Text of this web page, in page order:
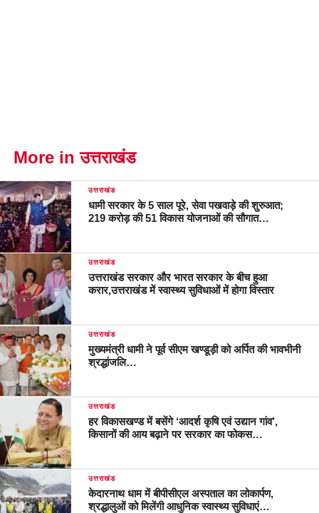
More in उत्तराखंड
उत्तराखंड
धामी सरकार के 5 साल पूरे, सेवा पखवाड़े की शुरुआत;
219 करोड़ की 51 विकास योजनाओं की सौगात…
उत्तराखंड
उत्तराखंड सरकार और भारत सरकार के बीच हुआ
करार,उत्तराखंड में स्वास्थ्य सुविधाओं में होगा विस्तार
उत्तराखंड
मुख्यमंत्री धामी ने पूर्व सीएम खण्डूड़ी को अर्पित की भावभीनी
श्रद्धांजलि…
उत्तराखंड
हर विकासखण्ड में बसेंगे ‘आदर्श कृषि एवं उद्यान गांव’,
किसानों की आय बढ़ाने पर सरकार का फोकस…
उत्तराखंड
केदारनाथ धाम में बीपीसीएल अस्पताल का लोकार्पण,
श्रद्धालुओं को मिलेंगी आधुनिक स्वास्थ्य सुविधाएं…